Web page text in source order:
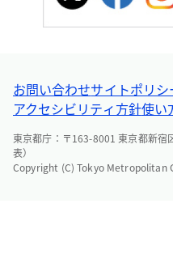
お問い合わせサイトポリシ
アクセシビリティ方針使い
東京都庁：〒163-8001 東京都新
表）
Copyright (C) Tokyo Metropolitan